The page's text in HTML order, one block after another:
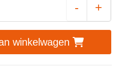
- +
winkelwagen